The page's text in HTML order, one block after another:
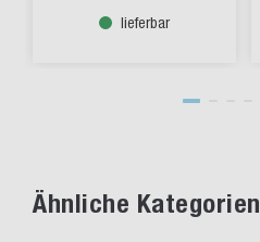
lieferbar
Ähnliche Kategorien